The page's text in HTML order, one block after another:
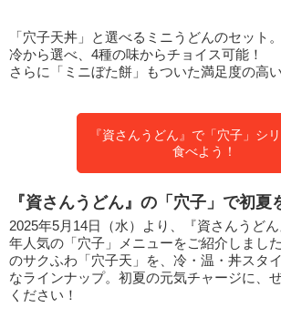
「穴子天丼」と選べるミニうどんのセット
冷から選べ、4種の味からチョイス可能！
さらに「ミニぼた餅」もついた満足度の高
『資さんうどん』で「穴子」シ
食べよう！
『資さんうどん』の「穴子」で初夏
2025年5月14日（水）より、『資さんうど
年人気の「穴子」メニューをご紹介しまし
のサクふわ「穴子天」を、冷・温・丼スタ
なラインナップ。初夏の元気チャージに、
ください！